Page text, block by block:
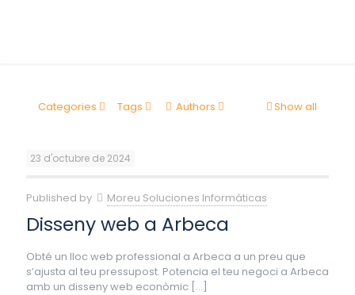
Categories Tags Authors Show all
23 d'octubre de 2024
Published by Moreu Soluciones Informáticas
Disseny web a Arbeca
Obté un lloc web professional a Arbeca a un preu que
s’ajusta al teu pressupost. Potencia el teu negoci a Arbeca
amb un disseny web econòmic […]